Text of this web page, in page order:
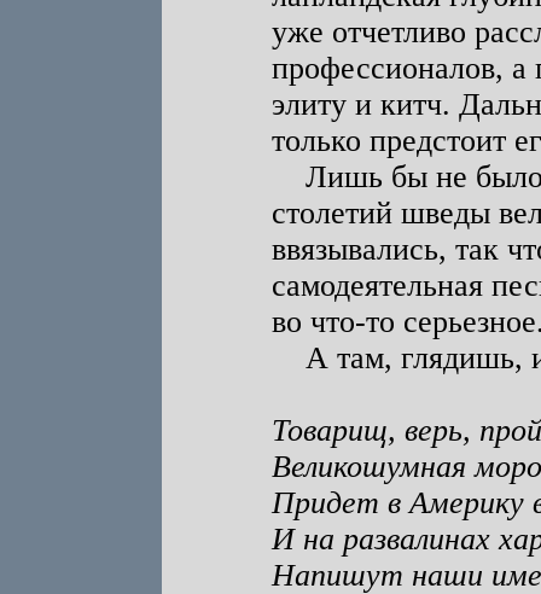
уже отчетливо
профессионалов, а
элиту и китч.
только предстоит
Лишь бы не было
столетий шведы
ввязывались, так
самодеятельная
во что-то
А там, глядишь,
Товарищ, верь,
Великошумная
Придет в Америку
И на развалинах
Напишут наши